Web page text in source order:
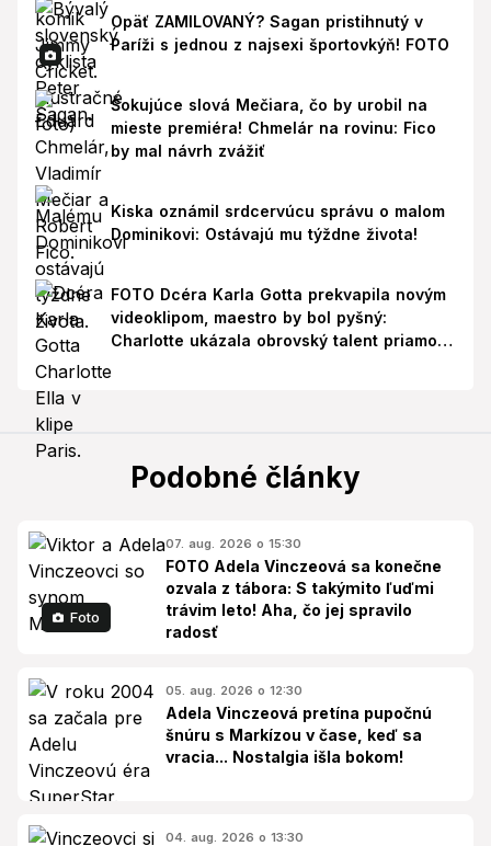
Opäť ZAMILOVANÝ? Sagan pristihnutý v
Paríži s jednou z najsexi športovkýň! FOTO
Šokujúce slová Mečiara, čo by urobil na
mieste premiéra! Chmelár na rovinu: Fico
by mal návrh zvážiť
Kiska oznámil srdcervúcu správu o malom
Dominikovi: Ostávajú mu týždne života!
FOTO Dcéra Karla Gotta prekvapila novým
videoklipom, maestro by bol pyšný:
Charlotte ukázala obrovský talent priamo v
Podobné články
Foto
07. aug. 2026 o 15:30
FOTO Adela Vinczeová sa konečne
ozvala z tábora: S takýmito ľuďmi
trávim leto! Aha, čo jej spravilo
radosť
05. aug. 2026 o 12:30
Adela Vinczeová pretína pupočnú
šnúru s Markízou v čase, keď sa
vracia... Nostalgia išla bokom!
04. aug. 2026 o 13:30